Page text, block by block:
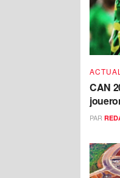
CAN
PAR